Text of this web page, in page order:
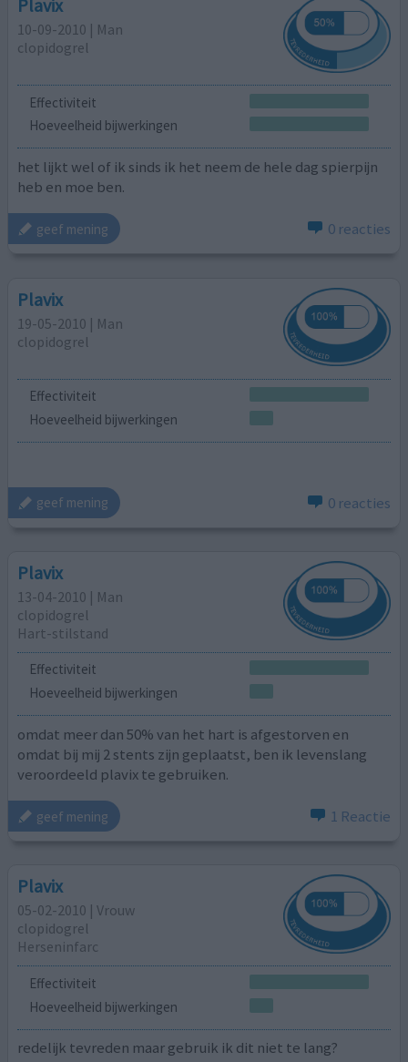
Plavix
10-09-2010 | Man
clopidogrel
Effectiviteit
Hoeveelheid bijwerkingen
het lijkt wel of ik sinds ik het neem de hele dag spierpijn
heb en moe ben.
geef mening 0 reacties
Plavix
19-05-2010 | Man
clopidogrel
Effectiviteit
Hoeveelheid bijwerkingen
geef mening 0 reacties
Plavix
13-04-2010 | Man
clopidogrel
Hart-stilstand
Effectiviteit
Hoeveelheid bijwerkingen
omdat meer dan 50% van het hart is afgestorven en
omdat bij mij 2 stents zijn geplaatst, ben ik levenslang
veroordeeld plavix te gebruiken.
geef mening 1 Reactie
Plavix
05-02-2010 | Vrouw
clopidogrel
Herseninfarc
Effectiviteit
Hoeveelheid bijwerkingen
redelijk tevreden maar gebruik ik dit niet te lang?